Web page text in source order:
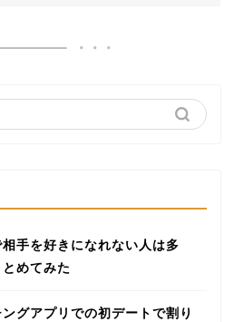
手を好きになれない人は多
めてみた
ングアプリでの初デートで割り